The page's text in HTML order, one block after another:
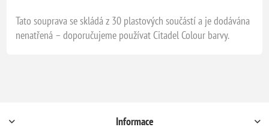
Tato souprava se skládá z 30 plastových součástí a je dodávána
nenatřená – doporučujeme používat Citadel Colour barvy.
Informace